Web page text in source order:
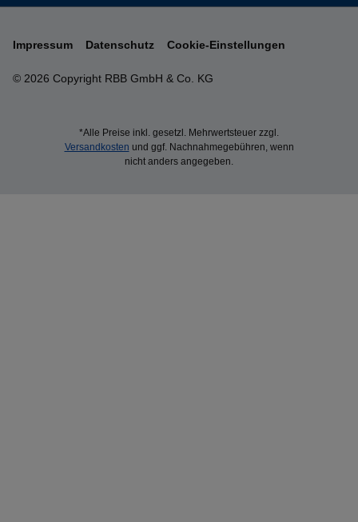
© 2026 Copyright RBB GmbH & Co. KG
Impressum Datenschutz Cookie-Einstellungen
*Alle Preise inkl. gesetzl. Mehrwertsteuer zzgl.
Versandkosten und ggf. Nachnahmegebühren, wenn
nicht anders angegeben.